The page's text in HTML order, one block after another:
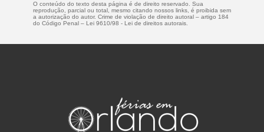
O conteúdo do texto desta página é de direito reservado. Sua
reprodução, parcial ou total, mesmo citando nossos links, é proibida sem
a autorização do autor. Crime de violação de direito autoral – artigo 184
do Código Penal – Lei 9610/98 - Lei de direitos autorais